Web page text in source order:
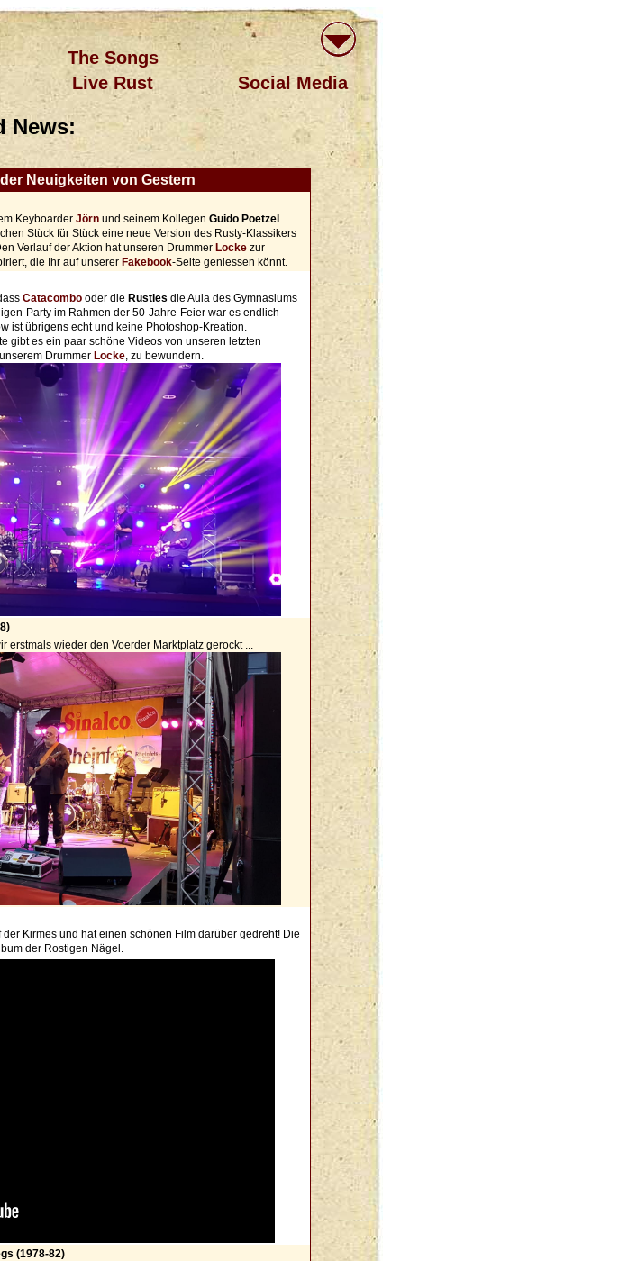
The Songs
Live Rust Social Media
News:
Neuigkeiten von Gestern
Keyboarder Jörn und seinem Kollegen Guido Poetzel
Stück für Stück eine neue Version des Rusty-Klassikers
Verlauf der Aktion hat unseren Drummer Locke zur
die Ihr auf unserer Fakebook-Seite geniessen könnt.
Catacombo oder die Rusties die Aula des Gymnasiums
Party im Rahmen der 50-Jahre-Feier war es endlich
ist übrigens echt und keine Photoshop-Kreation.
gibt es ein paar schöne Videos von unseren letzten
Drummer Locke, zu bewundern.
erstmals wieder den Voerder Marktplatz gerockt ...
Kirmes und hat einen schönen Film darüber gedreht! Die
der Rostigen Nägel.
(1978-82)